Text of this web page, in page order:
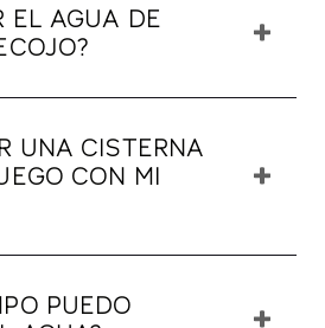
EL AGUA DE
UNA CISTERNA
CON MI
PUEDO